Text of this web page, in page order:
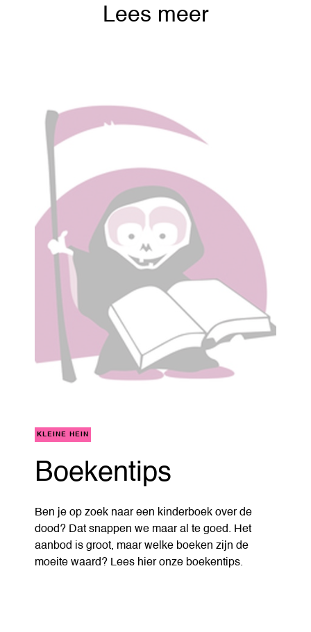
Lees meer
KLEINE HEIN
Boekentips
Ben je op zoek naar een kinderboek over de
dood? Dat snappen we maar al te goed. Het
aanbod is groot, maar welke boeken zijn de
moeite waard? Lees hier onze boekentips.